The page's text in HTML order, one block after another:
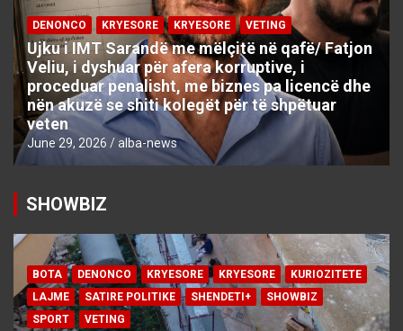
DENONCO KRYESORE KRYESORE VETING
Ujku i IMT Sarandë me mëlçitë në qafë/ Fatjon
Veliu, i dyshuar për afera korruptive, i
proceduar penalisht, me biznes pa licencë dhe
nën akuzë se shiti kolegët për të shpëtuar
veten
June 29, 2026 alba-news
SHOWBIZ
BOTA DENONCO KRYESORE KRYESORE
KURIOZITETE
LAJME
SATIRE POLITIKE SHENDETI+
SHOWBIZ
SPORT
VETING